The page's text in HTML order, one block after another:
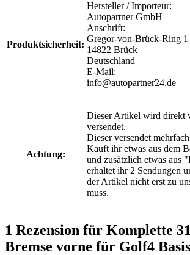
Produktsicherheit:
Hersteller / Importeur:
Autopartner GmbH
Anschrift:
Gregor-von-Brück-Ring 1
14822 Brück
Deutschland
E-Mail:
info@autopartner24.de
Achtung:
Dieser Artikel wird direkt
versendet.
Dieser versendet
Kauft ihr etwas aus dem
und zusätzlich etwas aus
erhaltet ihr 2 Sendungen
der Artikel nicht erst zu
muss.
1 Rezension für Komplette
Bremse vorne für Golf4 Basis